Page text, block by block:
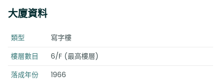
大廈資料
類型
寫字樓
樓層數目
6/F (最高樓層)
落成年份
1966